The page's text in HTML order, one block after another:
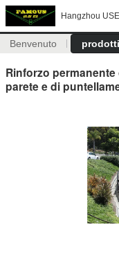
Hangzhou
Benvenuto prodotti
Rinforzo
parete e di